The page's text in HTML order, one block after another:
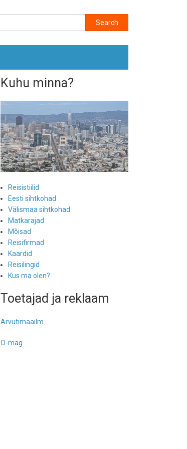
Kuhu minna?
Reisistiilid
Eesti sihtkohad
Välismaa sihtkohad
Matkarajad
Mõisad
Reisifirmad
Kaardid
Reisilingid
Kus ma olen?
Toetajad ja reklaam
Arvutimaailm
O-mag